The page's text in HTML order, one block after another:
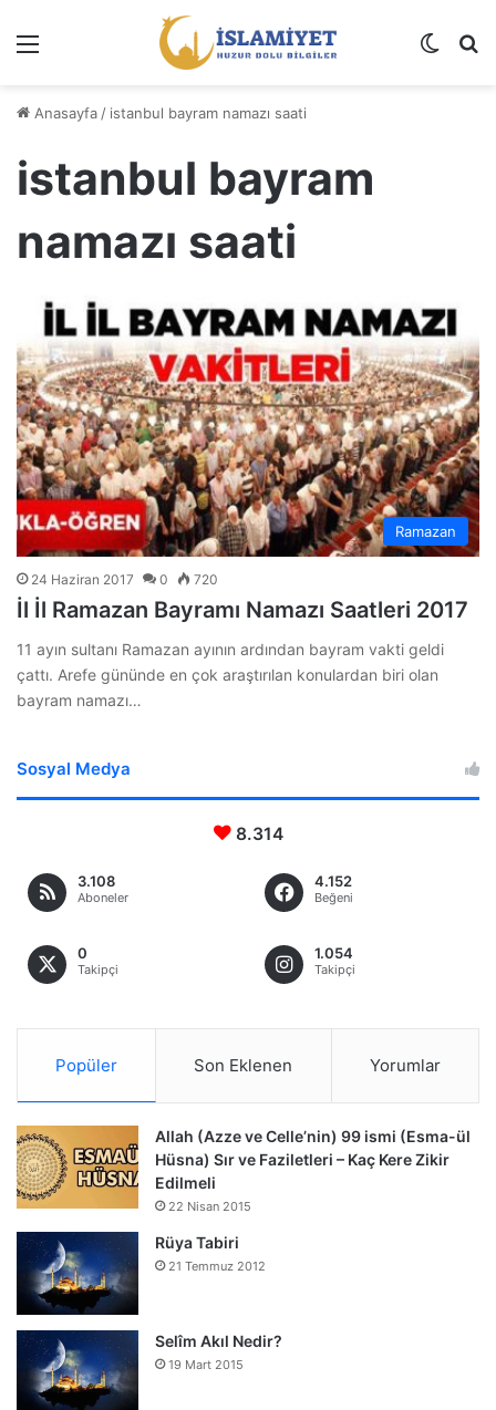
Dış
Anasayfa / istanbul bayram namazı saati
istanbul bayram
namazı saati
Ramazan
24 Haziran 2017 0 720
İl İl Ramazan Bayramı Namazı Saatleri 2017
11 ayın sultanı Ramazan ayının ardından bayram vakti geldi
çattı. Arefe gününde en çok araştırılan konulardan biri olan
bayram namazı…
Sosyal Medya
8.314
3.108
Aboneler
4.152
Beğeni
0
Takipçi
1.054
Takipçi
Popüler Son Eklenen Yorumlar
Allah (Azze ve Celle’nin) 99 ismi (Esma-ül
Hüsna) Sır ve Faziletleri – Kaç Kere Zikir
Edilmeli
22 Nisan 2015
Rüya Tabiri
21 Temmuz 2012
Selîm Akıl Nedir?
19 Mart 2015